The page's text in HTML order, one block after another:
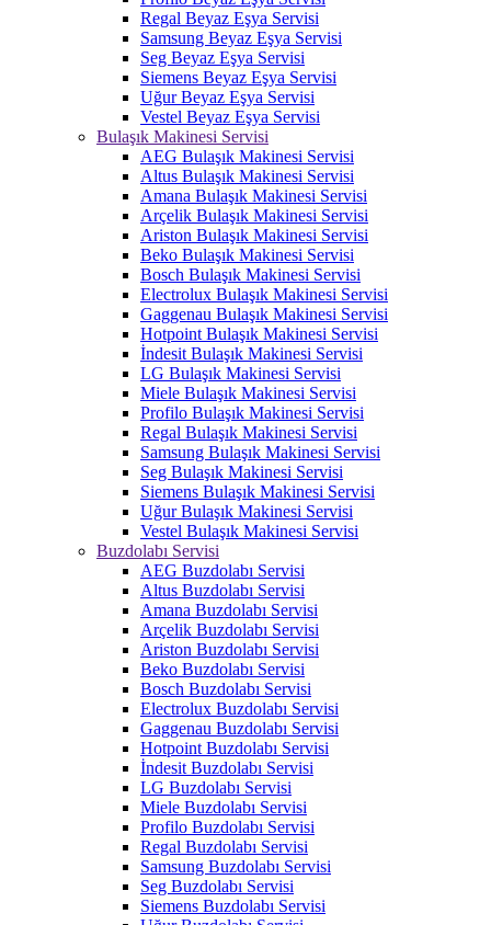
Regal Beyaz Eşya Servisi
Samsung Beyaz Eşya Servisi
Seg Beyaz Eşya Servisi
Siemens Beyaz Eşya Servisi
Uğur Beyaz Eşya Servisi
Vestel Beyaz Eşya Servisi
Bulaşık Makinesi Servisi
AEG Bulaşık Makinesi Servisi
Altus Bulaşık Makinesi Servisi
Amana Bulaşık Makinesi Servisi
Arçelik Bulaşık Makinesi Servisi
Ariston Bulaşık Makinesi Servisi
Beko Bulaşık Makinesi Servisi
Bosch Bulaşık Makinesi Servisi
Electrolux Bulaşık Makinesi Servisi
Gaggenau Bulaşık Makinesi Servisi
Hotpoint Bulaşık Makinesi Servisi
İndesit Bulaşık Makinesi Servisi
LG Bulaşık Makinesi Servisi
Miele Bulaşık Makinesi Servisi
Profilo Bulaşık Makinesi Servisi
Regal Bulaşık Makinesi Servisi
Samsung Bulaşık Makinesi Servisi
Seg Bulaşık Makinesi Servisi
Siemens Bulaşık Makinesi Servisi
Uğur Bulaşık Makinesi Servisi
Vestel Bulaşık Makinesi Servisi
Buzdolabı Servisi
AEG Buzdolabı Servisi
Altus Buzdolabı Servisi
Amana Buzdolabı Servisi
Arçelik Buzdolabı Servisi
Ariston Buzdolabı Servisi
Beko Buzdolabı Servisi
Bosch Buzdolabı Servisi
Electrolux Buzdolabı Servisi
Gaggenau Buzdolabı Servisi
Hotpoint Buzdolabı Servisi
İndesit Buzdolabı Servisi
LG Buzdolabı Servisi
Miele Buzdolabı Servisi
Profilo Buzdolabı Servisi
Regal Buzdolabı Servisi
Samsung Buzdolabı Servisi
Seg Buzdolabı Servisi
Siemens Buzdolabı Servisi